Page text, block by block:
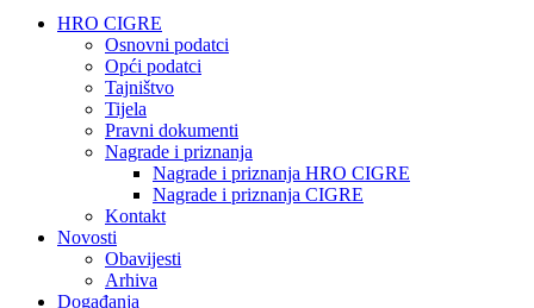
HRO CIGRE
Osnovni podatci​
Opći podatci
Tajništvo
Tijela
Pravni dokumenti
Nagrade i priznanja
Nagrade i priznanja HRO CIGRE
Nagrade i priznanja CIGRE
Kontakt
Novosti
Obavijesti
Arhiva
Događanja